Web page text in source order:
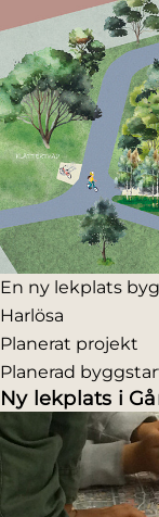
En ny lekplats
Harlösa
Planerat projekt
Planerad
Ny lekplats i